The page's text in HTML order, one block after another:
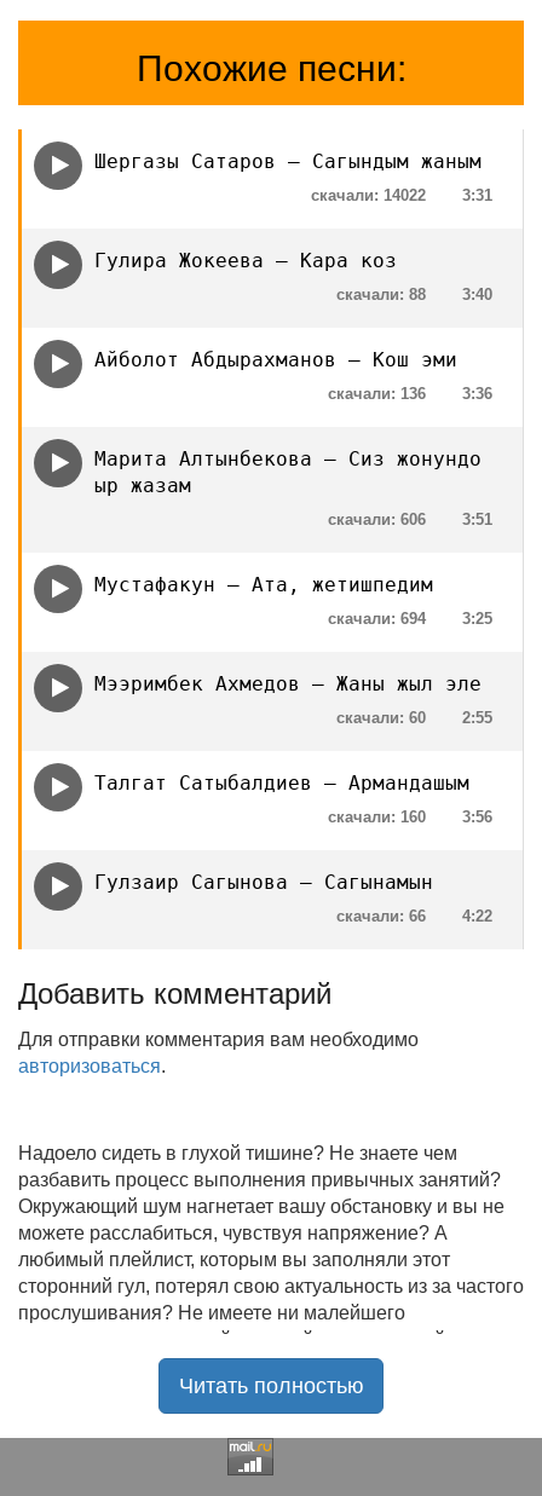
Похожие песни:
Шергазы Сатаров — Сагындым жаным
3:31
скачали: 14022
Гулира Жокеева — Кара коз
3:40
скачали: 88
Айболот Абдырахманов — Кош эми
3:36
скачали: 136
Марита Алтынбекова — Сиз жонундо
ыр жазам
3:51
скачали: 606
Мустафакун — Ата, жетишпедим
3:25
скачали: 694
Мээримбек Ахмедов — Жаны жыл эле
2:55
скачали: 60
Талгат Сатыбалдиев — Армандашым
3:56
скачали: 160
Гулзаир Сагынова — Сагынамын
4:22
скачали: 66
Добавить комментарий
Для отправки комментария вам необходимо
авторизоваться.
Надоело сидеть в глухой тишине? Не знаете чем
разбавить процесс выполнения привычных занятий?
Окружающий шум нагнетает вашу обстановку и вы не
можете расслабиться, чувствуя напряжение? А
любимый плейлист, которым вы заполняли этот
сторонний гул, потерял свою актуальность из за частого
прослушивания? Не имеете ни малейшего
представления, где найти новый качественный контент
на замену старому? В таком случае вы обратились по
радостью приветствует своих старых и новых
Читать полностью